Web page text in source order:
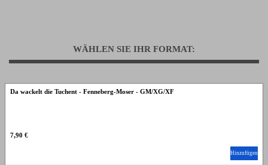
WÄHLEN SIE IHR FORMAT:
Da wackelt die Tuchent - Fenneberg-Moser - GM/XG/XF
7,90 €
Hinzufügen